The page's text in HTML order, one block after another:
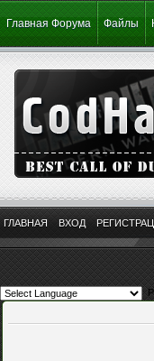
Главная Форума Файлы
ГЛАВНАЯ ВХОД